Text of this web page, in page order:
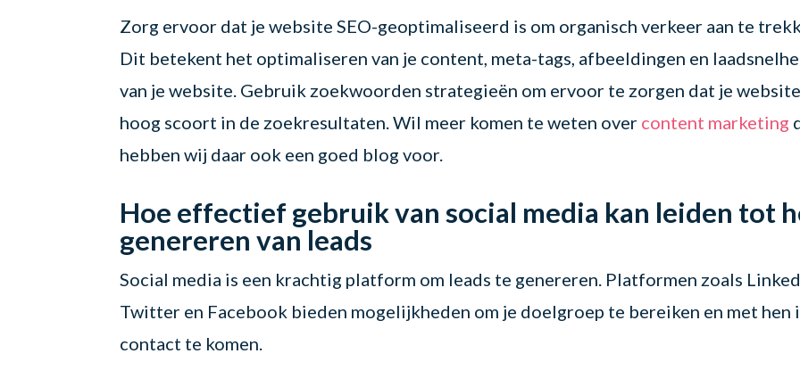
Zorg ervoor dat je website SEO-geoptimaliseerd is om organisch verkeer aan te
Dit betekent het optimaliseren van je content, meta-tags, afbeeldingen en
van je website. Gebruik zoekwoorden strategieën om ervoor te zorgen dat je website
hoog scoort in de zoekresultaten. Wil meer komen te weten over content marketing
hebben wij daar ook een goed blog voor.
Hoe effectief gebruik van social media kan leiden tot
genereren van leads
Social media is een krachtig platform om leads te genereren. Platformen zoals
Twitter en Facebook bieden mogelijkheden om je doelgroep te bereiken en met hen
contact te komen.